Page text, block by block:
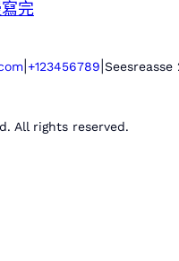
完
+123456789 Seesreasse
All rights reserved.